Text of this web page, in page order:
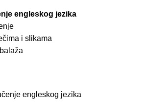
engleskog jezika
i slikama